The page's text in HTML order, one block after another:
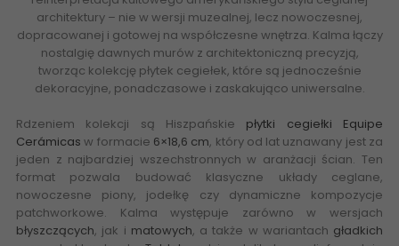
architektury – nie w wersji muzealnej, lecz nowoczesnej,
dopracowanej i gotowej na współczesne wnętrza. Kalma łączy
nostalgię dawnych murów z architektoniczną precyzją,
tworząc kolekcję płytek cegiełek, które są jednocześnie
dekoracyjne, ponadczasowe i zaskakująco uniwersalne.
Rdzeniem kolekcji są Hiszpańskie płytki cegiełki
Equipe
Cerámicas w formacie 6×18,6 cm, który od lat uznawany jest za
jeden z najbardziej wszechstronnych w aranżacji ścian. Ten
format pozwala budować klasyczne układy ceglane,
nowoczesne piony, jodełkę czy dynamiczne kompozycje
patchworkowe. Kalma występuje zarówno w wersjach
błyszczących, jak i matowych, a także w wariantach gładkich